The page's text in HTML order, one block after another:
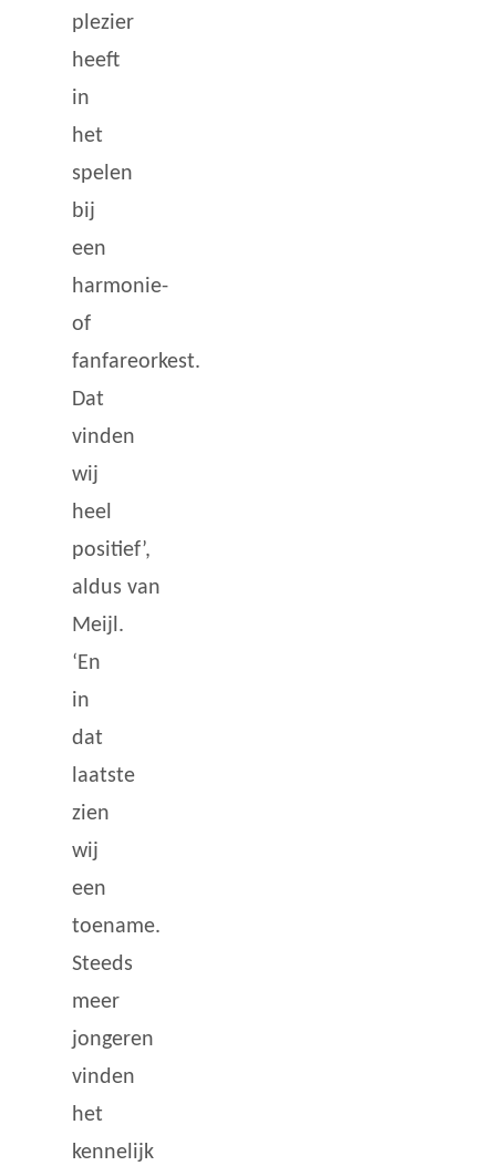
plezier
heeft
in
het
spelen
bij
een
harmonie-
of
fanfareorkest.
Dat
vinden
wij
heel
positief’,
aldus van
Meijl.
‘En
in
dat
laatste
zien
wij
een
toename.
Steeds
meer
jongeren
vinden
het
kennelijk